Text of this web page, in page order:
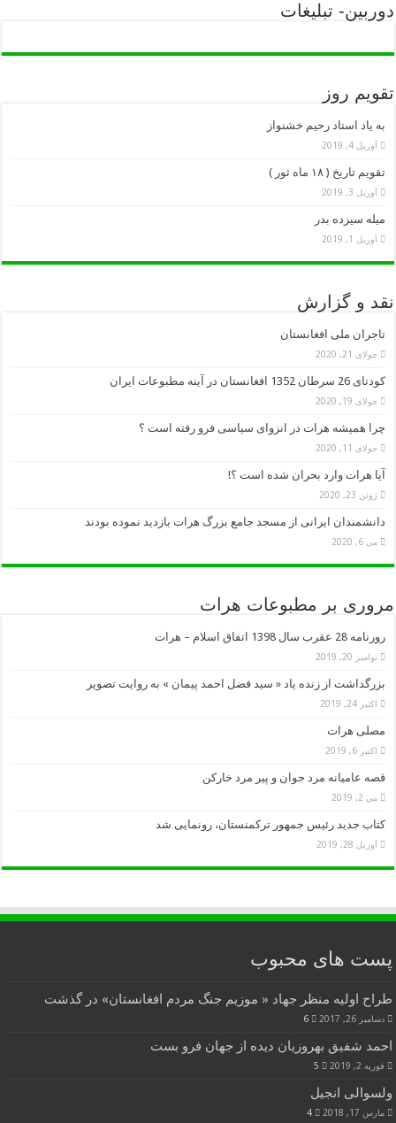
دوربین- تبلیغات
تقویم روز
به یاد استاد رحیم خشنواز
آوریل 4, 2019
تقویم تاریخ ( ۱۸ ماه ثور )
آوریل 3, 2019
میله سیزده بدر
آوریل 1, 2019
نقد و گزارش
تاجران ملی افغانستان
جولای 21, 2020
کودتای 26 سرطان 1352 افغانستان در آینه مطبوعات ایران
جولای 19, 2020
چرا همیشه هرات در انزوای سیاسی فرو رفته است ؟
جولای 11, 2020
آیا هرات وارد بحران شده است ؟!
ژوئن 23, 2020
دانشمندان ایرانی از مسجد جامع بزرگ هرات بازدید نموده بودند
می 6, 2020
مروری بر مطبوعات هرات
رورنامه 28 عقرب سال 1398 اتفاق اسلام – هرات
نوامبر 20, 2019
بزرگداشت از زنده یاد « سید فضل احمد پیمان » به روایت تصویر
اکتبر 24, 2019
مصلی هرات
اکتبر 6, 2019
قصه عامیانه مرد جوان و پیر مرد خارکن
می 2, 2019
کتاب جدید رئیس جمهور ترکمنستان، رونمایی شد
آوریل 28, 2019
پست های محبوب
طراح اولیه منظر جهاد « موزیم جنگ مردم افغانستان» در گذشت
دسامبر 26, 2017 6
احمد شفیق بهروزیان دیده از جهان فرو بست
فوریه 2, 2019 5
ولسوالی انجیل
مارس 17, 2018 4